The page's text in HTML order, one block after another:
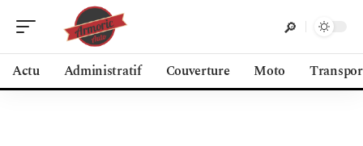
Actu Administratif Couverture Moto